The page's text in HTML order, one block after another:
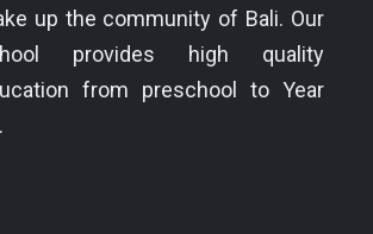
up the community of Bali. Our
provides high quality
from preschool to Year